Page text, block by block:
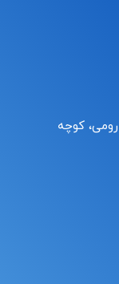
رومی، کوچه